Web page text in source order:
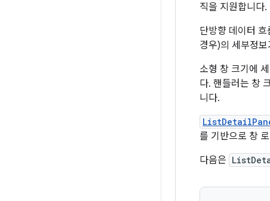
직을 지원합니다.
단방향 데이터
경우)의 세부정
소형 창 크기에
다. 핸들러는 창
니다.
를 기반으로 창
다음은